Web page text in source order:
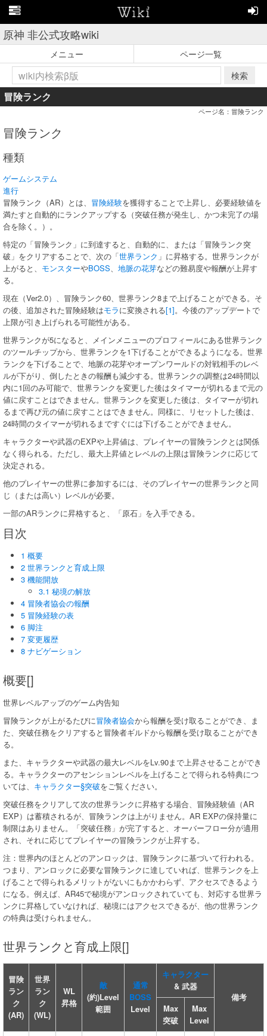
原神 非公式攻略wiki
メニュー
ページ一覧
検索
冒険ランク
ページ名：冒険ランク
冒険ランク
種類
ゲームシステム
進行
冒険ランク（AR）とは、 冒険経験を獲得することで上昇し、必要経験値を
満たすと自動的にランクアップする（突破任務が発生し、かつ未完了の場
合を除く。）。
特定の「冒険ランク」に到達すると、自動的に、または「冒険ランク突
破」をクリアすることで、次の「世界ランク 」に昇格する。世界ランクが
上がると、 モンスターやBOSS、 地脈の花芽などの難易度や報酬が上昇す
る。
現在（Ver2.0）、冒険ランク60、世界ランク8まで上げることができる。そ
の後、追加された冒険経験はモラに変換される[1]。今後のアップデートで
上限が引き上げられる可能性がある。
世界ランクが5になると、メインメニューのプロフィールにある世界ランク
のツールチップから、世界ランクを1下げることができるようになる。世界
ランクを下げることで、地脈の花芽やオープンワールドの対戦相手のレベ
ルが下がり、倒したときの報酬も減少する。世界ランクの調整は24時間以
内に1回のみ可能で、世界ランクを変更した後はタイマーが切れるまで元の
値に戻すことはできません。世界ランクを変更した後は、タイマーが切れ
るまで再び元の値に戻すことはできません。同様に、リセットした後は、
24時間のタイマーが切れるまですぐには下げることができません。
キャラクターや武器のEXPや上昇値は、プレイヤーの冒険ランクとは関係
なく得られる。ただし、最大上昇値とレベルの上限は冒険ランクに応じて
決定される。
他のプレイヤーの世界に参加するには、そのプレイヤーの世界ランクと同
じ（または高い）レベルが必要。
一部のARランクに昇格すると、「原石」を入手できる。
目次
1 概要
2 世界ランクと育成上限
3 機能開放
3.1 秘境の解放
4 冒険者協会の報酬
5 冒険経験の表
6 脚注
7 変更履歴
8 ナビゲーション
概要[]
世界レベルアップのゲーム内告知
冒険ランクが上がるたびに冒険者協会から報酬を受け取ることができ、ま
た、突破任務をクリアすると冒険者ギルドから報酬を受け取ることができ
る。
また、キャラクターや武器の最大レベルをLv.90まで上昇させることができ
る。キャラクターのアセンションレベルを上げることで得られる特典につ
いては、 キャラクター§突破をご覧ください。
突破任務をクリアして次の世界ランクに昇格する場合、冒険経験値（AR
EXP）は蓄積されるが、冒険ランクは上がりません。AR EXPの保持量に
制限はありません。「突破任務」が完了すると、オーバーフロー分が適用
され、それに応じてプレイヤーの冒険ランクが上昇する。
注：世界内のほとんどのアンロックは、冒険ランクに基づいて行われる。
つまり、アンロックに必要な冒険ランクに達していれば、世界ランクを上
げることで得られるメリットがないにもかかわらず、アクセスできるよう
になる。例えば、AR45で秘境がアンロックされていても、対応する世界ラ
ンクに昇格していなければ、秘境にはアクセスできるが、他の世界ランク
の特典は受けられません。
世界ランクと育成上限[]
冒険
ラン
ク
(AR)
世界
ラン
ク
(WL)
WL
昇格
敵
(約)Level
範囲
通常
BOSS
Level
キャラクター
& 武器
備考
Max
突破
Max
Level